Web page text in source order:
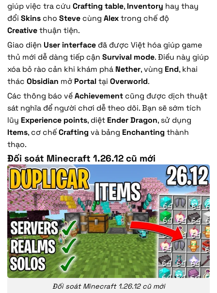
giúp việc tra cứu Crafting table, Inventory hay thay
đổi Skins cho Steve cùng Alextrong chế độ
Creativethuận tiện.
Giao diện User interface đã được Việt hóa giúp game
thủ mới dễ dàng tiếp cận Survival mode. Điều này giúp
xóa bỏ rào cản khi khám phá Nether, vùng End, khai
thác Obsidian mở Portaltại Overworld.
Các thông báo vềAchievement cũng được dịch thuật
sát nghĩa để người chơi dễ theo dõi. Bạn sẽ sớm tích
lũy Experience points, diệt Ender Dragon, sử dụng
Items, cơ chếCraftingvà bảng Enchantingthành
thạo.
Đối soát Minecraft 1.26.12 cũ mới
Đối soát Minecraft 1.26.12 cũ mới